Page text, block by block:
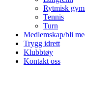
Rytmisk
Tennis
Turn
Medlemskap/bli
Trygg idrett
Klubbtøy
Kontakt oss